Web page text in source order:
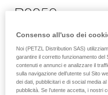
R2250
SWIFT RL CLASSIC
La batteria ricaricabile
prestazioni per le lampade
CLASSIC, anche a basse
Consenso all'uso dei
Noi (PETZL Distribution SAS)
garantire il corretto funzionamento
contenuti e annunci e analizzare il
sulla navigazione dell’utente sul Sito
dei dati, pubblicitari e di social media
pubblicità. Se l’utente accetta, i nostri